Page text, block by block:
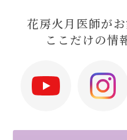
花房火月医師が
ここだけの情